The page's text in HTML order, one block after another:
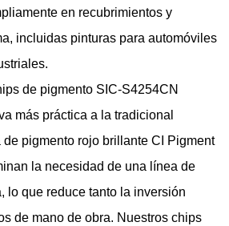
en recubrimientos y
incluidas pinturas para automóviles
de pigmento SIC-S4254CN
más práctica a la tradicional
pigmento rojo brillante CI Pigment
la necesidad de una línea de
lo que reduce tanto la inversión
de mano de obra. Nuestros chips